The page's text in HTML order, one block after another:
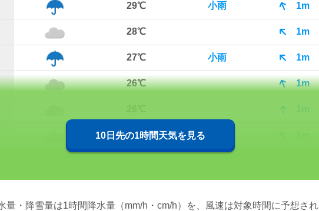
29℃ 小雨 1m
28℃ 1m
27℃ 小雨 1m
26℃ 1m
1m
25℃
10日先の1時間天気を見る
量・降雪量は1時間降水量（mm/h・cm/h）を、風速は対象時間に予想され